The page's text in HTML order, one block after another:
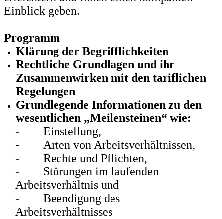
Einblick geben.
Programm
Klärung der Begrifflichkeiten
Rechtliche Grundlagen und ihr
Zusammenwirken mit den tariflichen
Regelungen
Grundlegende Informationen zu den
wesentlichen „Meilensteinen“ wie:
-
Einstellung,
-
Arten von Arbeitsverhältnissen,
-
Rechte und Pflichten,
-
Störungen im laufenden
Arbeitsverhältnis und
-
Beendigung des
Arbeitsverhältnisses